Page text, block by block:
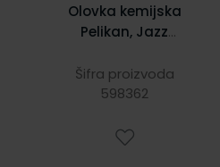
Olovka kemijska
Pelikan, Jazz
plava u poklon
kutiji
Šifra proizvoda
598362